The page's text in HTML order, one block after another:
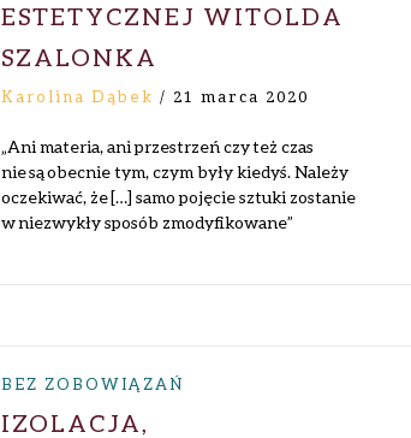
ESTETYCZNEJ WITOLDA
SZALONKA
Karolina Dąbek / 21 marca 2020
„Ani materia, ani przestrzeń czy też czas
nie są obecnie tym, czym były kiedyś. Należy
oczekiwać, że […] samo pojęcie sztuki zostanie
w niezwykły sposób zmodyfikowane”
BEZ ZOBOWIĄZAŃ
IZOLACJA,